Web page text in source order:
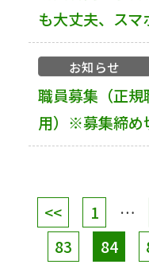
も大丈夫、スマ
お知らせ
職員募集（正
用）※募集締め
<< 1 …
83
84